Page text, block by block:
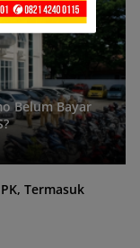
Belum Bayar
Termasuk